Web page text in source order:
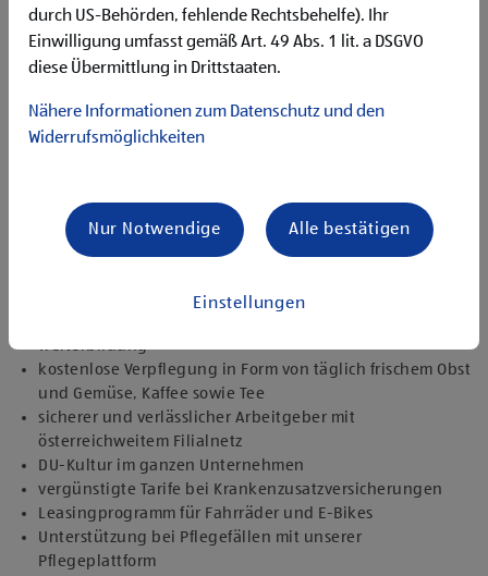
freundlich im Umgang mit Kund:innen für eine
angenehme Einkaufsatmosphäre
zuverlässige und organisierte Arbeitsweise zur
Angebote, die mich überzeugen
vielseitiges Tätigkeitsfeld
umfangreiche Einarbeitung und individuelles
Onboarding
Weiterbildung
kostenlose Verpflegung in Form von täglich frischem Obst
und Gemüse, Kaffee sowie Tee
sicherer und verlässlicher Arbeitgeber mit
österreichweitem Filialnetz
DU-Kultur im ganzen Unternehmen
vergünstigte Tarife bei Krankenzusatzversicherungen
Leasingprogramm für Fahrräder und E-Bikes
Unterstützung bei Pflegefällen mit unserer
Pflegeplattform
durch US-Behörden, fehlende Rechtsbehelfe). Ihr
Einwilligung umfasst gemäß Art. 49 Abs. 1 lit. a DSGVO
diese Übermittlung in Drittstaaten.
Nähere Informationen zum Datenschutz und den
Widerrufsmöglichkeiten
Einstellungen
Nur Notwendige Alle bestätigen